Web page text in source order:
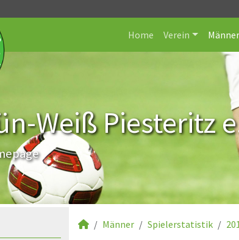
Home Verein Männer
Weiß Piesteritz
Männer Spielerstatistik